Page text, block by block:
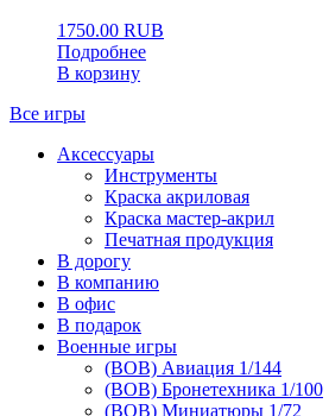
1750.00 RUB
Подробнее
В корзину
Все игры
Аксессуары
Инструменты
Краска акриловая
Краска мастер-акрил
Печатная продукция
В дорогу
В компанию
В офис
В подарок
Военные игры
(ВОВ) Авиация 1/144
(ВОВ) Бронетехника 1/100
(ВОВ) Миниатюры 1/72